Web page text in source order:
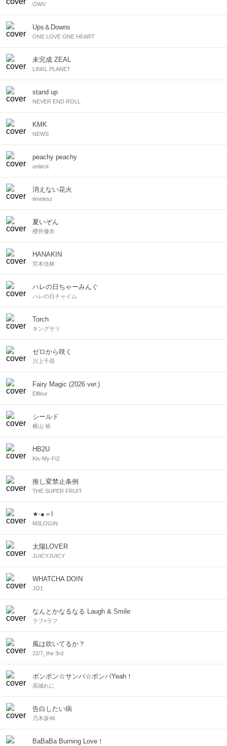
OWV
Ups＆Downs
ONE LOVE ONE HEART
未完成 ZEAL
LINKL PLANET
stand up
NEVER END ROLL
KMK
NEWS
peachy peachy
unløck
消えない花火
timelesz
夏いぞん
櫻井優衣
HANAKIN
宮本佳林
ハレの日ちゃーみんぐ
ハレの日チャイム
Torch
キングサリ
ゼロから咲く
川上千尋
Fairy Magic (2026 ver.)
Elfleur
シールド
横山 裕
HB2U
Kis-My-Ft2
推し変禁止条例
THE SUPER FRUIT
★‐●＝I
M3LOGIN
太陽LOVER
JUICYJUICY
WHATCHA DOIN
JO1
なんとかなるなる Laugh & Smile
ラフ×ラフ
風は吹いてるか？
22/7_the 3rd
ボンボン☆サンバ☆ボンバYeah！
高城れに
告白したい病
乃木坂46
BaBaBa Burning Love！